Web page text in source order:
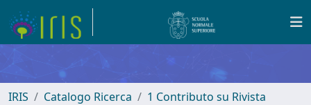
IRIS Catalogo Ricerca
1 Contributo su Rivista